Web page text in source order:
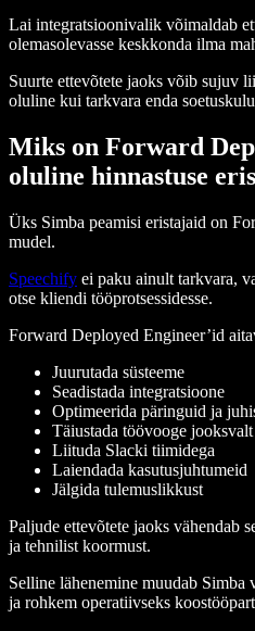
Lai integratsioonivalik võimaldab
olemasolevasse keskkonda ilma
Suurte ettevõtete jaoks võib sujuv
oluline kui tarkvara enda
Miks on Forward
oluline hinnastuse
Üks Simba peamisi eristajaid on
mudel.
Speechify ei paku ainult tarkvara,
otse kliendi tööprotsessidesse.
Forward Deployed Engineer’id
Juurutada süsteeme
Seadistada integratsioone
Optimeerida päringuid ja
Täiustada töövooge jooksvalt
Liituda Slacki tiimidega
Laiendada kasutusjuhtumeid
Jälgida tulemuslikkust
Paljude ettevõtete jaoks vähendab
ja tehnilist koormust.
Selline lähenemine muudab Simba
ja rohkem operatiivseks